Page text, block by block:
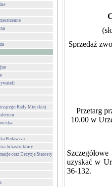
Rady Miejskiej
Podawcza
Infrastruktury
oraz Decyzje Starosty
Sprzedaż
Przetarg
10.00 w
uzyskać w
36-132.